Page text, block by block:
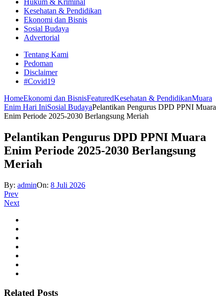
Hukum & Kriminal
Kesehatan & Pendidikan
Ekonomi dan Bisnis
Sosial Budaya
Advertorial
Tentang Kami
Pedoman
Disclaimer
#Covid19
HomeEkonomi dan BisnisFeaturedKesehatan & PendidikanMuara
Enim Hari IniSosial BudayaPelantikan Pengurus DPD PPNI Muara
Enim Periode 2025-2030 Berlangsung Meriah
Pelantikan Pengurus DPD PPNI Muara
Enim Periode 2025-2030 Berlangsung
Meriah
By: adminOn: 8 Juli 2026
Prev
Next
Related Posts